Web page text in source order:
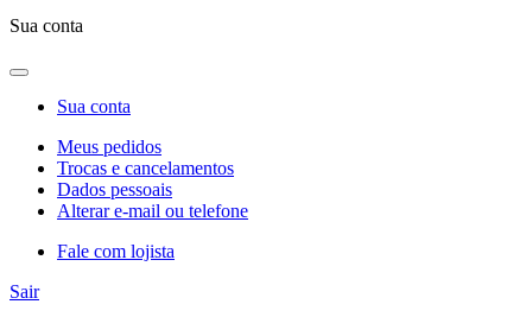
Sua conta
Sua conta
Meus pedidos
Trocas e cancelamentos
Dados pessoais
Alterar e-mail ou telefone
Fale com lojista
Sair